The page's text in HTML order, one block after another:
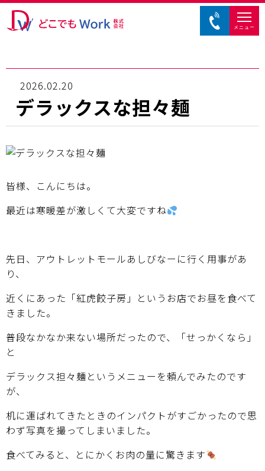
メニュー
2026.02.20
デラックスな担々麺
皆様、こんにちは。
最近は寒暖差が激しくて大変ですね
先日、アウトレットモールあしびなーに行く用事があ
り、
近くにあった「紅虎餃子房」というお店でお昼を食べて
きました。
普段なかなか来ない場所だったので、「せっかくなら」
と
デラックス担々麺というメニューを頼んでみたのです
が、
机に運ばれてきたときのインパクトがすごかったので思
わず写真を撮ってしまいました。
食べてみると、とにかくお肉の量に驚きます